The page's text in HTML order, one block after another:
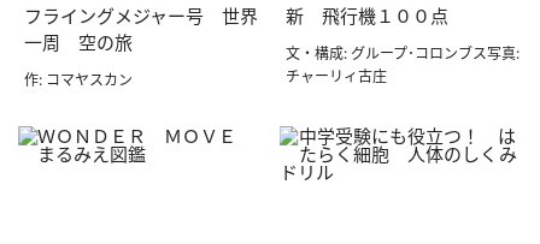
フライングメジャー号 世界
一周 空の旅
作: コマヤスカン
新 飛行機１００点
文・構成: グループ･コロンブス写真:
チャーリィ古庄